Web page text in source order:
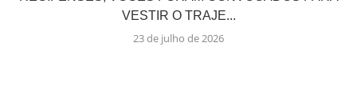
VESTIR O TRAJE...
23 de julho de 2026